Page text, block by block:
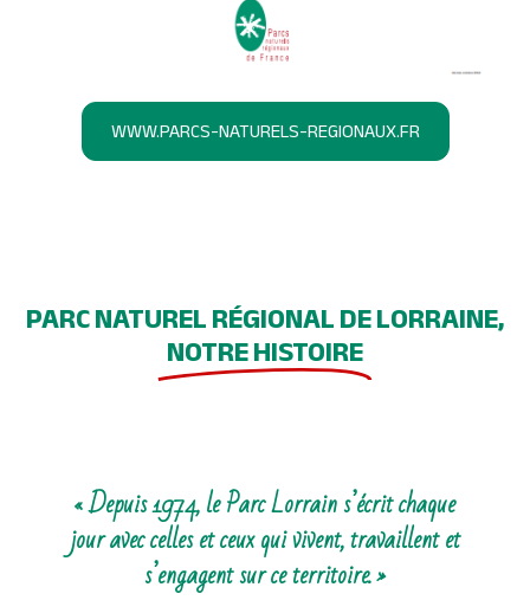
WWW.PARCS-NATURELS-REGIONAUX.FR
PARC NATUREL RÉGIONAL DE LORRAINE,
NOTRE HISTOIRE
« Depuis 1974, le Parc Lorrain s’écrit chaque
jour avec celles et ceux qui vivent, travaillent et
s’engagent sur ce territoire. »